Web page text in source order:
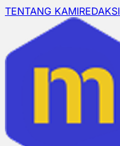
TENTANG KAMIREDAKSI